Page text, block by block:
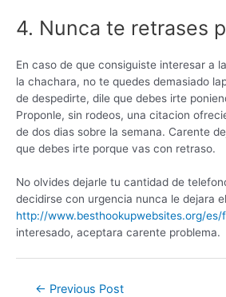
4. Nunca te retrases
En caso de que consiguiste interesar a
la chachara, no te quedes demasiado
de despedirte, dile que debes irte
Proponle, sin rodeos, una citacion
de dos dias sobre la semana. Carente
que debes irte porque vas con retraso.
No olvides dejarle tu cantidad de
decidirse con urgencia nunca le dejara
http://www.besthookupwebsites.org/
interesado, aceptara carente problema.
← Previous Post